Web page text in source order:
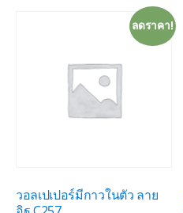
ลดราคา!
วอลเปเปอร์มีกาวในตัว ลาย